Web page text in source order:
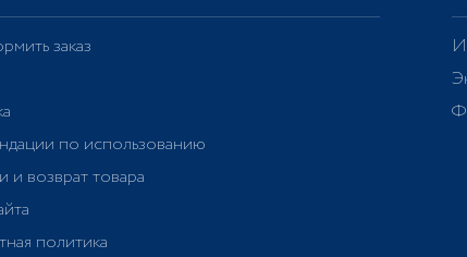
заказ
по использованию
и возврат товара
политика